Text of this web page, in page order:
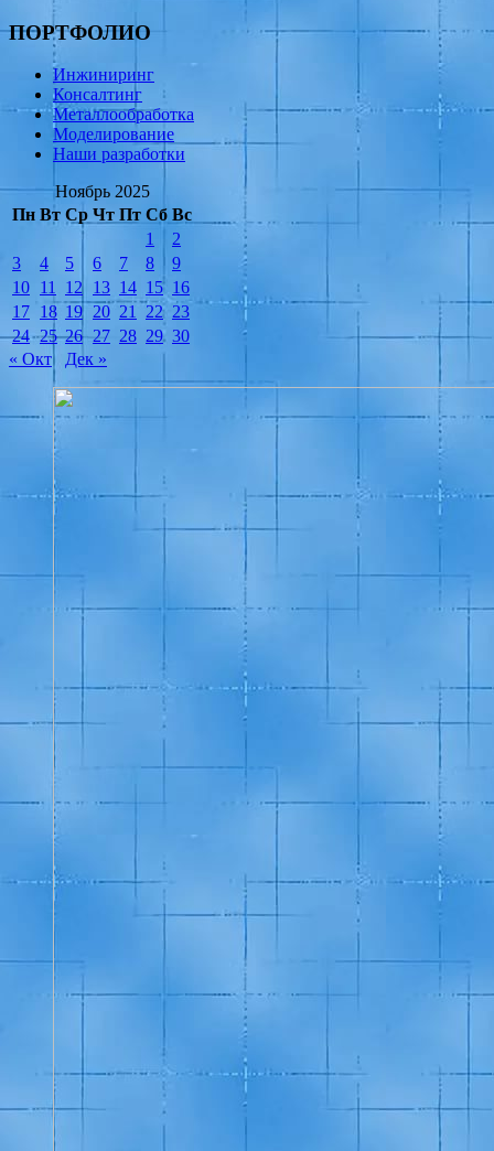
ПОРТФОЛИО
Инжиниринг
Консалтинг
Металлообработка
Моделирование
Наши разработки
Ноябрь 2025
Пн Вт Ср Чт Пт Сб Вс
1
2
3
4 5 6 7 8
9
10 11 12 13 14 15 16
17 18 19 20 21 22 23
24 25 26 27 28 29 30
« Окт
Дек »